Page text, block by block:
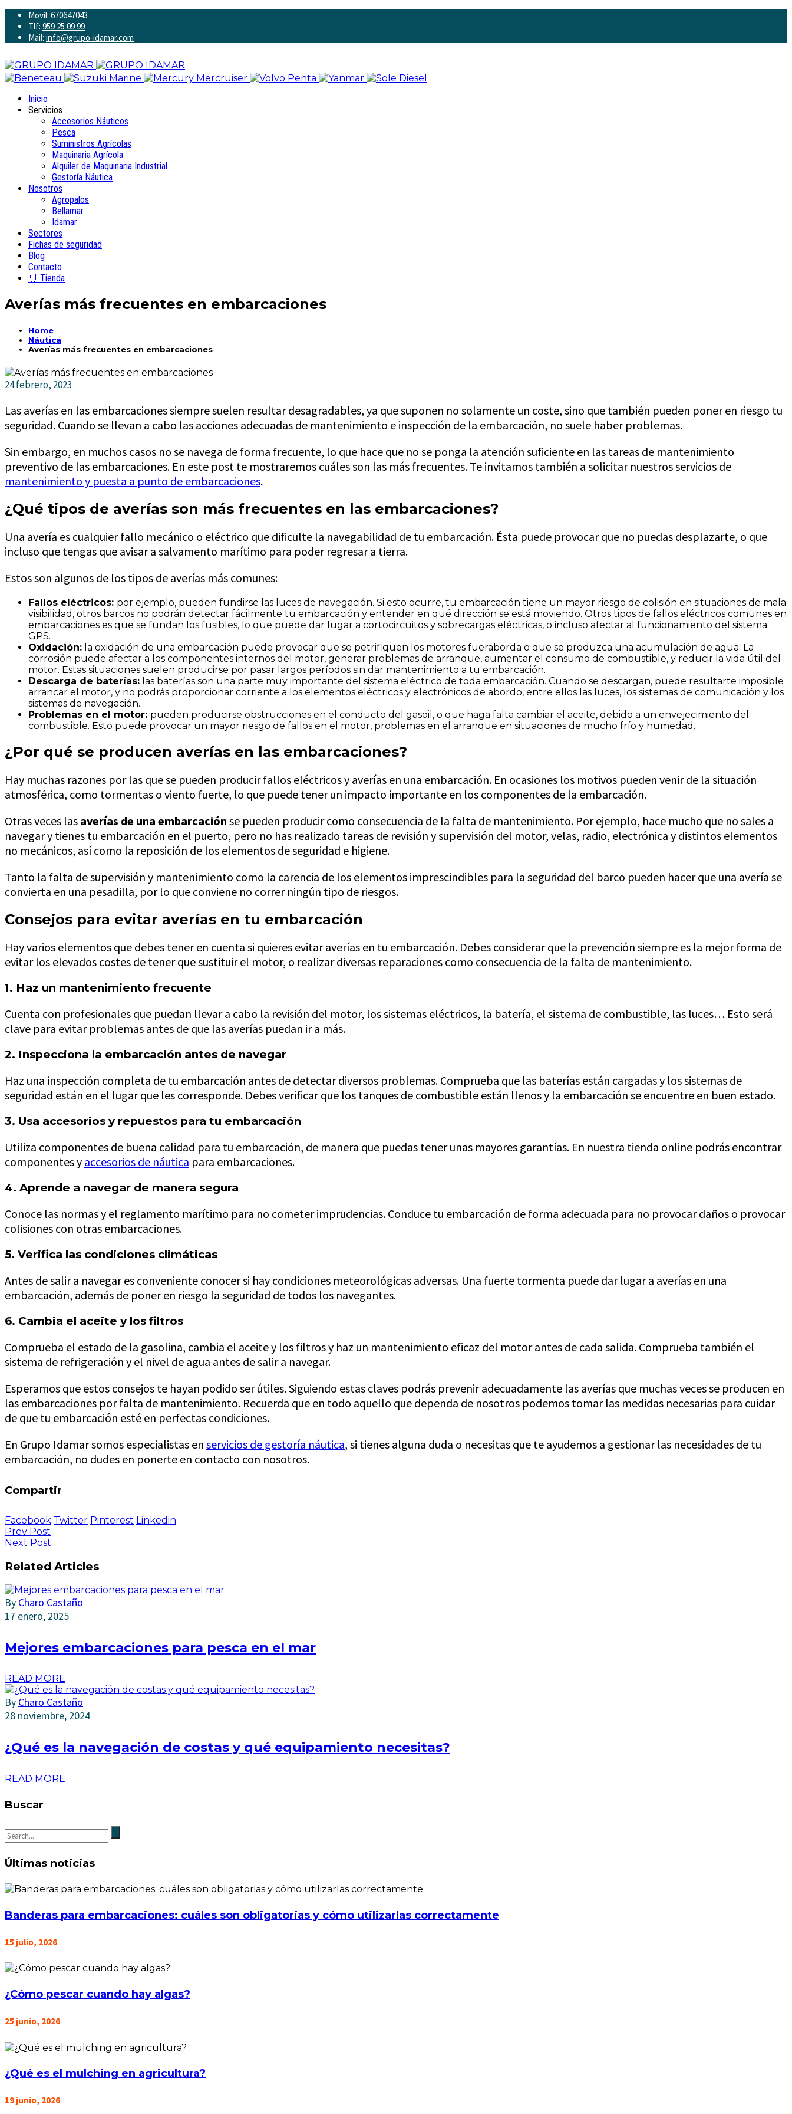
Movil: 670647043
Tlf: 959 25 09 99
Mail: info@grupo-idamar.com
Inicio
Servicios
Accesorios Náuticos
Pesca
Suministros Agrícolas
Maquinaria Agrícola
Alquiler de Maquinaria Industrial
Gestoría Náutica
Nosotros
Agropalos
Bellamar
Idamar
Sectores
Fichas de seguridad
Blog
Contacto
🛒 Tienda
Averías más frecuentes en embarcaciones
Home
Náutica
Averías más frecuentes en embarcaciones
24 febrero, 2023
Las averías en las embarcaciones siempre suelen resultar desagradables, ya que suponen no solamente un coste, sino que también pueden poner en riesgo tu
seguridad. Cuando se llevan a cabo las acciones adecuadas de mantenimiento e inspección de la embarcación, no suele haber problemas.
Sin embargo, en muchos casos no se navega de forma frecuente, lo que hace que no se ponga la atención suficiente en las tareas de mantenimiento
preventivo de las embarcaciones. En este post te mostraremos cuáles son las más frecuentes. Te invitamos también a solicitar nuestros servicios de
mantenimiento y puesta a punto de embarcaciones.
¿Qué tipos de averías son más frecuentes en las embarcaciones?
Una avería es cualquier fallo mecánico o eléctrico que dificulte la navegabilidad de tu embarcación. Ésta puede provocar que no puedas desplazarte, o que
incluso que tengas que avisar a salvamento marítimo para poder regresar a tierra.
Estos son algunos de los tipos de averías más comunes:
Fallos eléctricos: por ejemplo, pueden fundirse las luces de navegación. Si esto ocurre, tu embarcación tiene un mayor riesgo de colisión en situaciones de mala
visibilidad, otros barcos no podrán detectar fácilmente tu embarcación y entender en qué dirección se está moviendo. Otros tipos de fallos eléctricos comunes en
embarcaciones es que se fundan los fusibles, lo que puede dar lugar a cortocircuitos y sobrecargas eléctricas, o incluso afectar al funcionamiento del sistema
GPS.
Oxidación: la oxidación de una embarcación puede provocar que se petrifiquen los motores fueraborda o que se produzca una acumulación de agua. La
corrosión puede afectar a los componentes internos del motor, generar problemas de arranque, aumentar el consumo de combustible, y reducir la vida útil del
motor. Estas situaciones suelen producirse por pasar largos períodos sin dar mantenimiento a tu embarcación.
Descarga de baterías: las baterías son una parte muy importante del sistema eléctrico de toda embarcación. Cuando se descargan, puede resultarte imposible
arrancar el motor, y no podrás proporcionar corriente a los elementos eléctricos y electrónicos de abordo, entre ellos las luces, los sistemas de comunicación y los
sistemas de navegación.
Problemas en el motor: pueden producirse obstrucciones en el conducto del gasoil, o que haga falta cambiar el aceite, debido a un envejecimiento del
combustible. Esto puede provocar un mayor riesgo de fallos en el motor, problemas en el arranque en situaciones de mucho frío y humedad.
¿Por qué se producen averías en las embarcaciones?
Hay muchas razones por las que se pueden producir fallos eléctricos y averías en una embarcación. En ocasiones los motivos pueden venir de la situación
atmosférica, como tormentas o viento fuerte, lo que puede tener un impacto importante en los componentes de la embarcación.
Otras veces las averías de una embarcación se pueden producir como consecuencia de la falta de mantenimiento. Por ejemplo, hace mucho que no sales a
navegar y tienes tu embarcación en el puerto, pero no has realizado tareas de revisión y supervisión del motor, velas, radio, electrónica y distintos elementos
no mecánicos, así como la reposición de los elementos de seguridad e higiene.
Tanto la falta de supervisión y mantenimiento como la carencia de los elementos imprescindibles para la seguridad del barco pueden hacer que una avería se
convierta en una pesadilla, por lo que conviene no correr ningún tipo de riesgos.
Consejos para evitar averías en tu embarcación
Hay varios elementos que debes tener en cuenta si quieres evitar averías en tu embarcación. Debes considerar que la prevención siempre es la mejor forma de
evitar los elevados costes de tener que sustituir el motor, o realizar diversas reparaciones como consecuencia de la falta de mantenimiento.
1. Haz un mantenimiento frecuente
Cuenta con profesionales que puedan llevar a cabo la revisión del motor, los sistemas eléctricos, la batería, el sistema de combustible, las luces… Esto será
clave para evitar problemas antes de que las averías puedan ir a más.
2. Inspecciona la embarcación antes de navegar
Haz una inspección completa de tu embarcación antes de detectar diversos problemas. Comprueba que las baterías están cargadas y los sistemas de
seguridad están en el lugar que les corresponde. Debes verificar que los tanques de combustible están llenos y la embarcación se encuentre en buen estado.
3. Usa accesorios y repuestos para tu embarcación
Utiliza componentes de buena calidad para tu embarcación, de manera que puedas tener unas mayores garantías. En nuestra tienda online podrás encontrar
componentes y accesorios de náutica para embarcaciones.
4. Aprende a navegar de manera segura
Conoce las normas y el reglamento marítimo para no cometer imprudencias. Conduce tu embarcación de forma adecuada para no provocar daños o provocar
colisiones con otras embarcaciones.
5. Verifica las condiciones climáticas
Antes de salir a navegar es conveniente conocer si hay condiciones meteorológicas adversas. Una fuerte tormenta puede dar lugar a averías en una
embarcación, además de poner en riesgo la seguridad de todos los navegantes.
6. Cambia el aceite y los filtros
Comprueba el estado de la gasolina, cambia el aceite y los filtros y haz un mantenimiento eficaz del motor antes de cada salida. Comprueba también el
sistema de refrigeración y el nivel de agua antes de salir a navegar.
Esperamos que estos consejos te hayan podido ser útiles. Siguiendo estas claves podrás prevenir adecuadamente las averías que muchas veces se producen en
las embarcaciones por falta de mantenimiento. Recuerda que en todo aquello que dependa de nosotros podemos tomar las medidas necesarias para cuidar
de que tu embarcación esté en perfectas condiciones.
En Grupo Idamar somos especialistas en servicios de gestoría náutica, si tienes alguna duda o necesitas que te ayudemos a gestionar las necesidades de tu
embarcación, no dudes en ponerte en contacto con nosotros.
Compartir
Facebook Twitter Pinterest Linkedin
Prev Post
Next Post
Related Articles
By Charo Castaño
17 enero, 2025
Mejores embarcaciones para pesca en el mar
READ MORE
By Charo Castaño
28 noviembre, 2024
¿Qué es la navegación de costas y qué equipamiento necesitas?
READ MORE
Buscar
Últimas noticias
Banderas para embarcaciones: cuáles son obligatorias y cómo utilizarlas correctamente
15 julio, 2026
¿Cómo pescar cuando hay algas?
25 junio, 2026
¿Qué es el mulching en agricultura?
19 junio, 2026